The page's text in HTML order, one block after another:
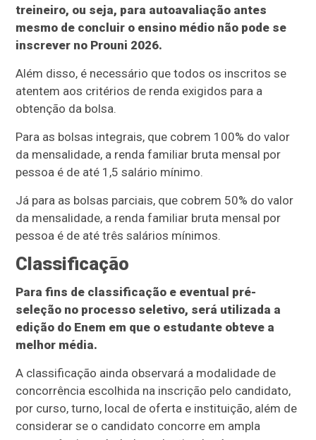
treineiro, ou seja, para autoavaliação antes
mesmo de concluir o ensino médio não pode se
inscrever no Prouni 2026.
Além disso, é necessário que todos os inscritos se
atentem aos critérios de renda exigidos para a
obtenção da bolsa.
Para as bolsas integrais, que cobrem 100% do valor
da mensalidade, a renda familiar bruta mensal por
pessoa é de até 1,5 salário mínimo.
Já para as bolsas parciais, que cobrem 50% do valor
da mensalidade, a renda familiar bruta mensal por
pessoa é de até três salários mínimos.
Classificação
Para fins de classificação e eventual pré-
seleção no processo seletivo, será utilizada a
edição do Enem em que o estudante obteve a
melhor média.
A classificação ainda observará a modalidade de
concorrência escolhida na inscrição pelo candidato,
por curso, turno, local de oferta e instituição, além de
considerar se o candidato concorre em ampla